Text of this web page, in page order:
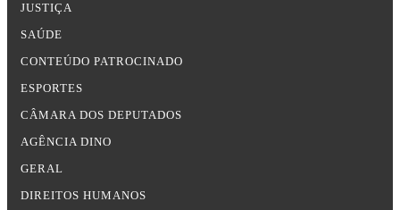
JUSTIÇA
SAÚDE
CONTEÚDO PATROCINADO
ESPORTES
CÂMARA DOS DEPUTADOS
AGÊNCIA DINO
GERAL
DIREITOS HUMANOS